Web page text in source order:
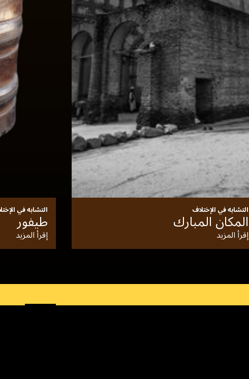
التشابه في الإختلاف
المكان المبارك
إقرأ المزيد
التشابه في
طيفور
إقرأ المزيد